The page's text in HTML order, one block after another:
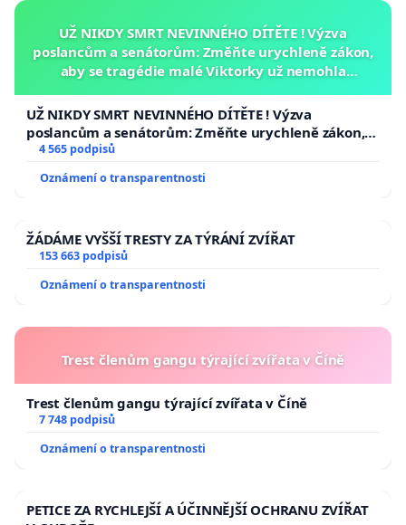
UŽ NIKDY SMRT NEVINNÉHO DÍTĚTE ! Výzva
poslancům a senátorům: Změňte urychleně zákon,
aby se tragédie malé Viktorky už nemohla
UŽ NIKDY SMRT NEVINNÉHO DÍTĚTE ! Výzva
poslancům a senátorům: Změňte urychleně zákon,
aby se tragédie malé Viktorky už nemohla opakovat!
4 565 podpisů
Oznámení o transparentnosti
ŽÁDÁME VYŠŠÍ TRESTY ZA TÝRÁNÍ ZVÍŘAT
153 663 podpisů
Oznámení o transparentnosti
Trest členům gangu týrající zvířata v Číně
Trest členům gangu týrající zvířata v Číně
7 748 podpisů
Oznámení o transparentnosti
PETICE ZA RYCHLEJŠÍ A ÚČINNĚJŠÍ OCHRANU ZVÍŘAT